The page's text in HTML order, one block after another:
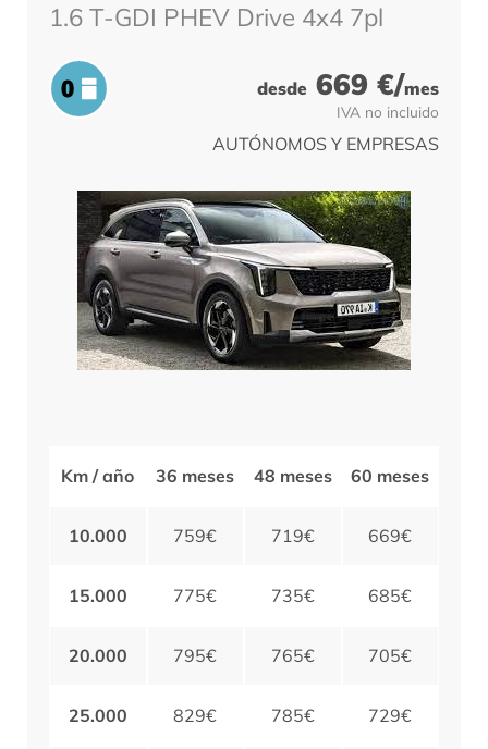
1.6 T-GDI PHEV Drive 4x4 7pl
desde 669 €/mes
IVA no incluido
AUTÓNOMOS Y EMPRESAS
Km / año 36 meses 48 meses 60 meses
10.000 759€ 719€ 669€
15.000 775€ 735€ 685€
20.000 795€ 765€ 705€
25.000 829€ 785€ 729€